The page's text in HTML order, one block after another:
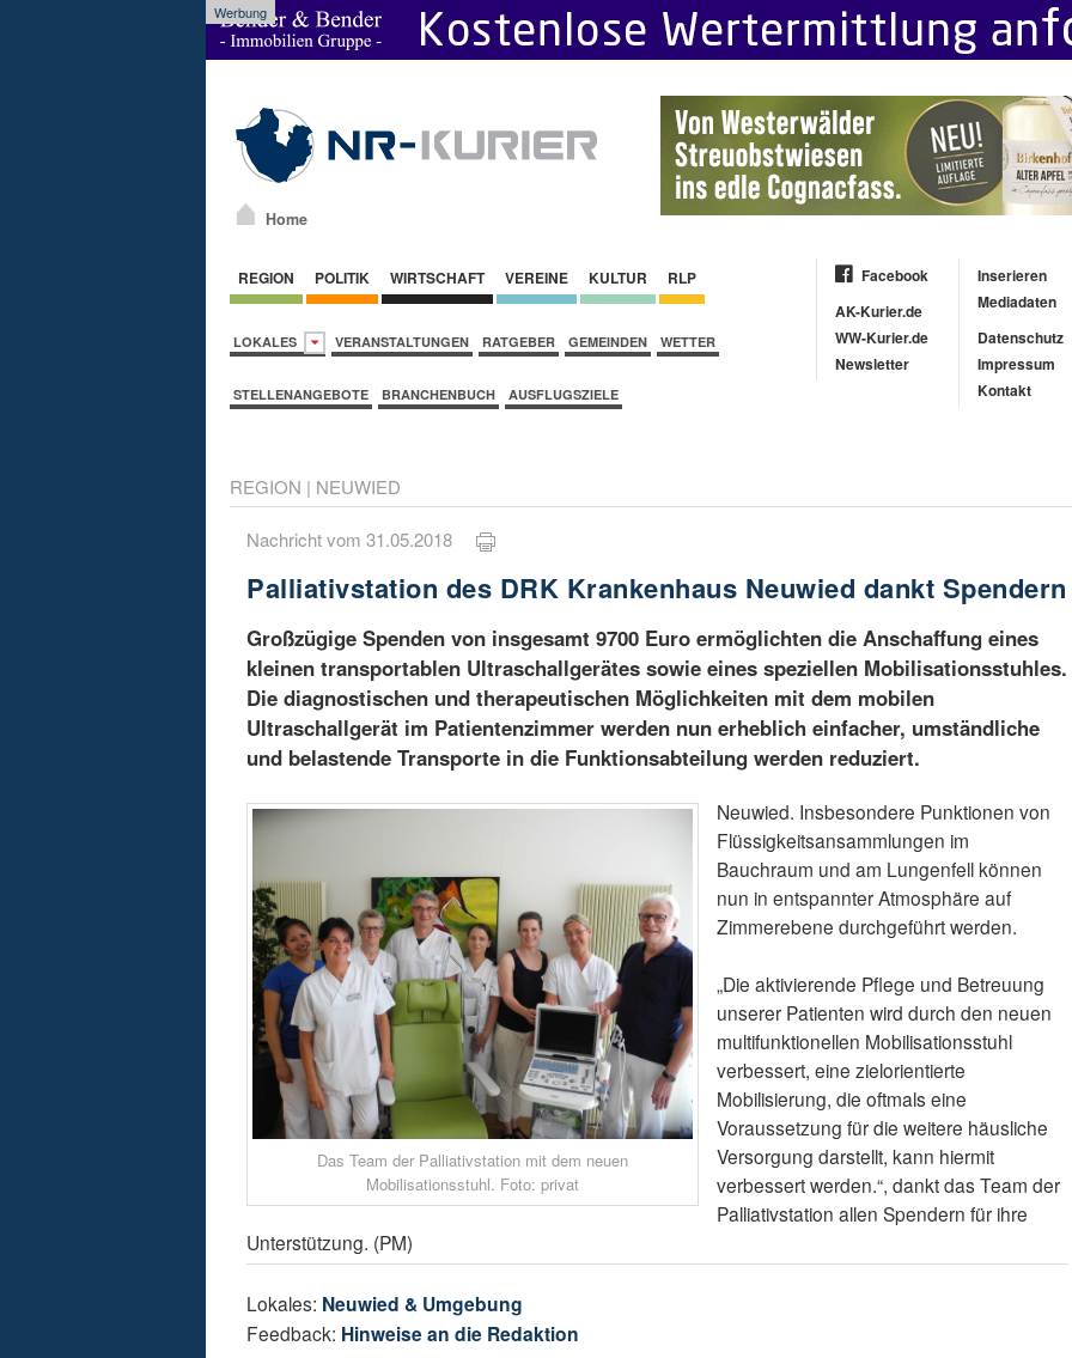
Werbung
Home
REGION POLITIK WIRTSCHAFT VEREINE KULTUR RLP
LOKALES VERANSTALTUNGEN RATGEBER GEMEINDEN WETTER
STELLENANGEBOTE BRANCHENBUCH AUSFLUGSZIELE
Facebook
AK-Kurier.de
WW-Kurier.de
Newsletter
Inserieren
Mediadaten
Datenschutz
Impressum
Kontakt
REGION | NEUWIED
Nachricht vom 31.05.2018
Palliativstation des DRK Krankenhaus Neuwied dankt Spendern
Großzügige Spenden von insgesamt 9700 Euro ermöglichten die Anschaffung eines
kleinen transportablen Ultraschallgerätes sowie eines speziellen Mobilisationsstuhles.
Die diagnostischen und therapeutischen Möglichkeiten mit dem mobilen
Ultraschallgerät im Patientenzimmer werden nun erheblich einfacher, umständliche
und belastende Transporte in die Funktionsabteilung werden reduziert.
Das Team der Palliativstation mit dem neuen
Mobilisationsstuhl. Foto: privat
Neuwied. Insbesondere Punktionen von
Flüssigkeitsansammlungen im
Bauchraum und am Lungenfell können
nun in entspannter Atmosphäre auf
Zimmerebene durchgeführt werden.
„Die aktivierende Pflege und Betreuung
unserer Patienten wird durch den neuen
multifunktionellen Mobilisationsstuhl
verbessert, eine zielorientierte
Mobilisierung, die oftmals eine
Voraussetzung für die weitere häusliche
Versorgung darstellt, kann hiermit
verbessert werden.“, dankt das Team der
Palliativstation allen Spendern für ihre
Unterstützung. (PM)
Lokales: Neuwied & Umgebung
Feedback: Hinweise an die Redaktion